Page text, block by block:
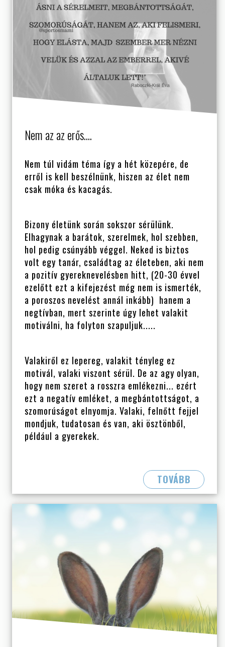
Nem az az erős....
Nem túl vidám téma így a hét közepére, de
erről is kell beszélnünk, hiszen az élet nem
csak móka és kacagás.
Bizony életünk során sokszor sérülünk.
Elhagynak a barátok, szerelmek, hol szebben,
hol pedig csúnyább véggel. Neked is biztos
volt egy tanár, családtag az életeben, aki nem
a pozitív gyereknevelésben hitt, (20-30 évvel
ezelőtt ezt a kifejezést még nem is ismerték,
a poroszos nevelést annál inkább) hanem a
negtívban, mert szerinte úgy lehet valakit
motiválni, ha folyton szapuljuk.....
Valakiről ez lepereg, valakit tényleg ez
motivál, valaki viszont sérül. De az agy olyan,
hogy nem szeret a rosszra emlékezni... ezért
ezt a negatív emléket, a megbántottságot, a
szomorúságot elnyomja. Valaki, felnőtt fejjel
mondjuk, tudatosan és van, aki ösztönből,
például a gyerekek.
TOVÁBB